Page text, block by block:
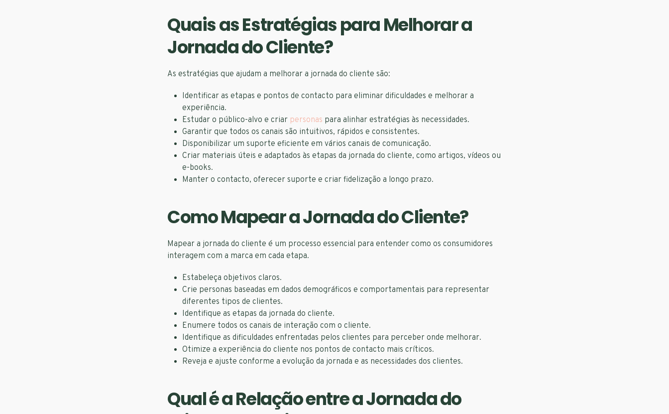
Quais as Estratégias para Melhorar a
Jornada do Cliente?
As estratégias que ajudam a melhorar a jornada do cliente são:
Identificar as etapas e pontos de contacto para eliminar dificuldades e melhorar a
experiência.
Estudar o público-alvo e criar personas para alinhar estratégias às necessidades.
Garantir que todos os canais são intuitivos, rápidos e consistentes.
Disponibilizar um suporte eficiente em vários canais de comunicação.
Criar materiais úteis e adaptados às etapas da jornada do cliente, como artigos, vídeos ou
e-books.
Manter o contacto, oferecer suporte e criar fidelização a longo prazo.
Como Mapear a Jornada do Cliente?
Mapear a jornada do cliente é um processo essencial para entender como os consumidores
interagem com a marca em cada etapa.
Estabeleça objetivos claros.
Crie personas baseadas em dados demográficos e comportamentais para representar
diferentes tipos de clientes.
Identifique as etapas da jornada do cliente.
Enumere todos os canais de interação com o cliente.
Identifique as dificuldades enfrentadas pelos clientes para perceber onde melhorar.
Otimize a experiência do cliente nos pontos de contacto mais críticos.
Reveja e ajuste conforme a evolução da jornada e as necessidades dos clientes.
Qual é a Relação entre a Jornada do